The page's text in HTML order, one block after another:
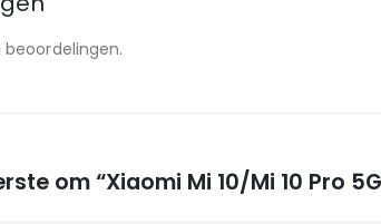
beoordelingen.
om “Xiaomi Mi 10/Mi 10 Pro